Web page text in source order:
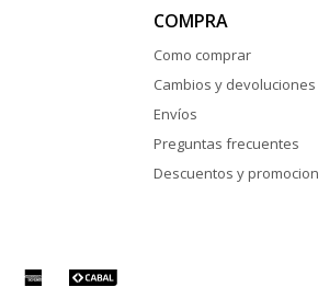
COMPRA
Como comprar
Cambios y devoluciones
Envíos
Preguntas frecuentes
Descuentos y